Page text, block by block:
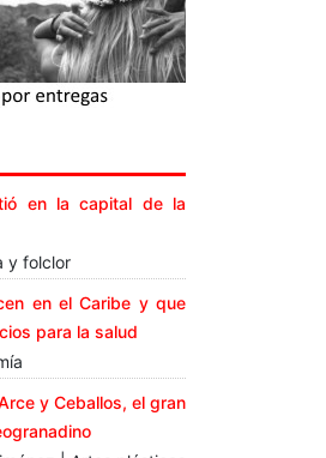
en la capital de la
y folclor
en el Caribe y que
para la salud
y Ceballos, el gran